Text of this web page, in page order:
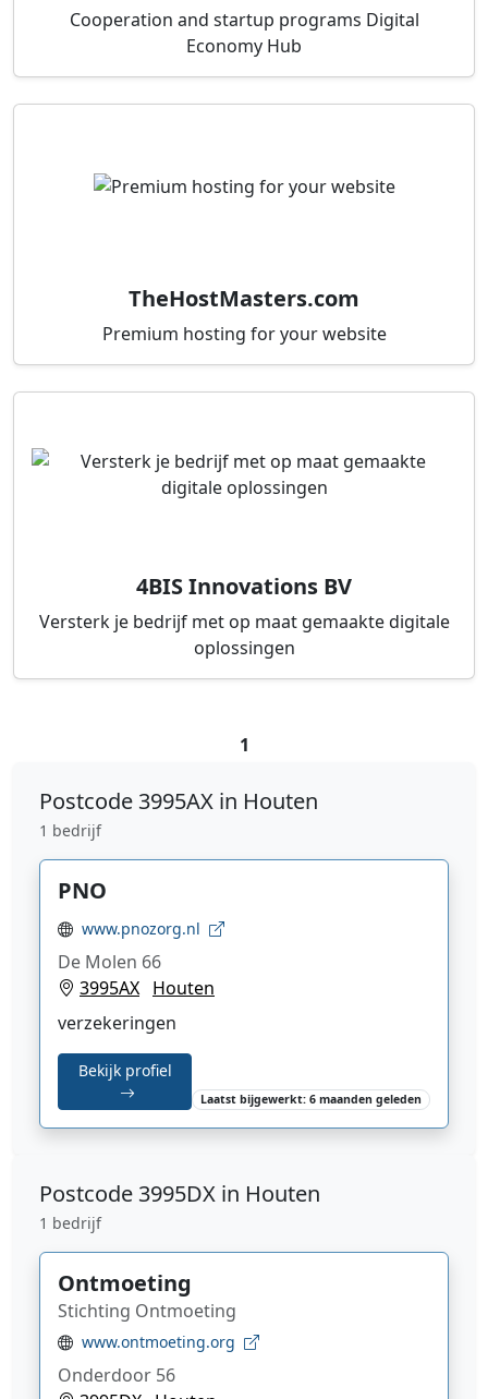
Cooperation and startup programs Digital
Economy Hub
TheHostMasters.com
Premium hosting for your website
4BIS Innovations BV
Versterk je bedrijf met op maat gemaakte digitale
oplossingen
1
Postcode 3995AX in Houten
1 bedrijf
PNO
www.pnozorg.nl
De Molen 66
3995AX Houten
verzekeringen
Bekijk profiel
Laatst bijgewerkt: 6 maanden geleden
Postcode 3995DX in Houten
1 bedrijf
Ontmoeting
Stichting Ontmoeting
www.ontmoeting.org
Onderdoor 56